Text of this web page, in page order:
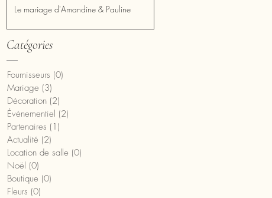
Le mariage d'Amandine & Pauline
Catégories
Fournisseurs (0)
Mariage (3)
Décoration (2)
Événementiel (2)
Partenaires (1)
Actualité (2)
Location de salle (0)
Noël (0)
Boutique (0)
Fleurs (0)